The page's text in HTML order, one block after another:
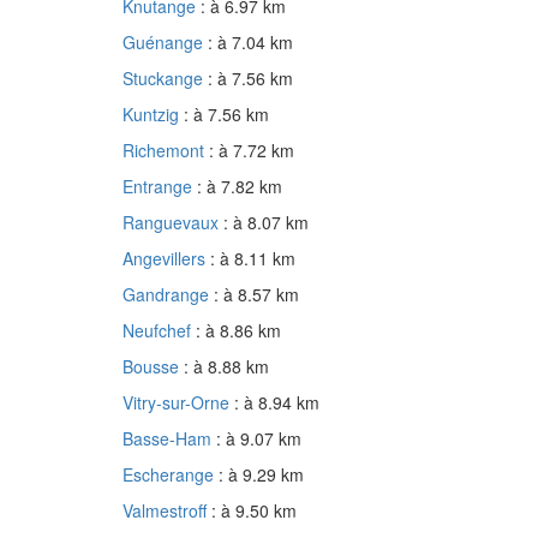
Knutange : à 6.97 km
Guénange : à 7.04 km
Stuckange : à 7.56 km
Kuntzig : à 7.56 km
Richemont : à 7.72 km
Entrange : à 7.82 km
Ranguevaux : à 8.07 km
Angevillers : à 8.11 km
Gandrange : à 8.57 km
Neufchef : à 8.86 km
Bousse : à 8.88 km
Vitry-sur-Orne : à 8.94 km
Basse-Ham : à 9.07 km
Escherange : à 9.29 km
Valmestroff : à 9.50 km